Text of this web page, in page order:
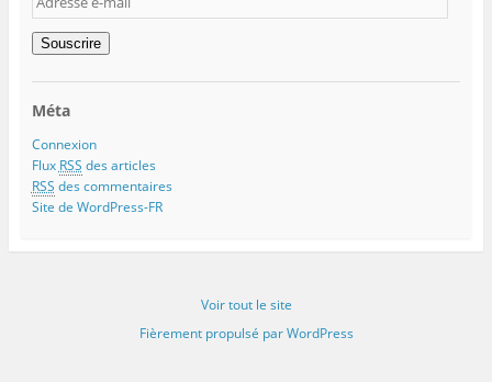
e-
mail
Souscrire
Méta
Connexion
Flux RSS des articles
RSS des commentaires
Site de WordPress-FR
Voir tout le site
Fièrement propulsé par WordPress